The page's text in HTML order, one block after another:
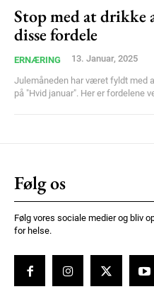
Donec quis est ac felis
YEARLY PRICING
Stop med at drikke
disse fordele
ERNÆRING 13. Januar, 2025
Julemåneden har været fyldt med
på "Hvid januar". Her er fordelene
Følg os
Følg vores sociale medier og bliv
for helse.